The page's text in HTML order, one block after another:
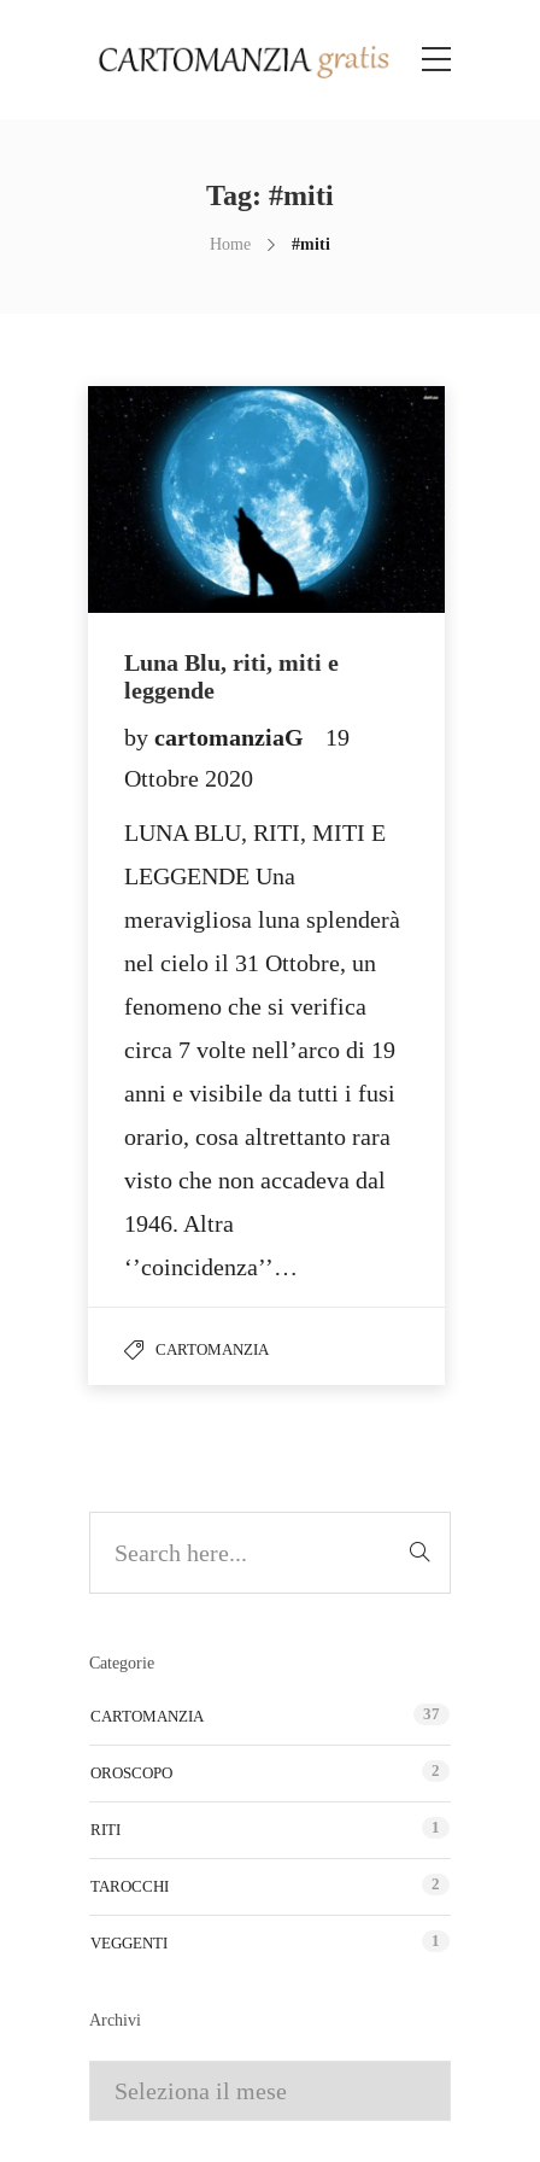
Tag: #miti
Home #miti
Luna Blu, riti, miti e
leggende
by cartomanziaG
19
Ottobre 2020
LUNA BLU, RITI, MITI E
LEGGENDE Una
meravigliosa luna splenderà
nel cielo il 31 Ottobre, un
fenomeno che si verifica
circa 7 volte nell’arco di 19
anni e visibile da tutti i fusi
orario, cosa altrettanto rara
visto che non accadeva dal
1946. Altra
‘’coincidenza’’…
CARTOMANZIA
Categorie
CARTOMANZIA 37
OROSCOPO 2
RITI 1
TAROCCHI 2
VEGGENTI 1
Archivi
Archivi